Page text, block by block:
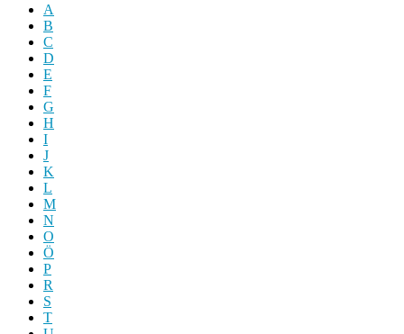
A
B
C
D
E
F
G
H
I
J
K
L
M
N
O
Ö
P
R
S
T